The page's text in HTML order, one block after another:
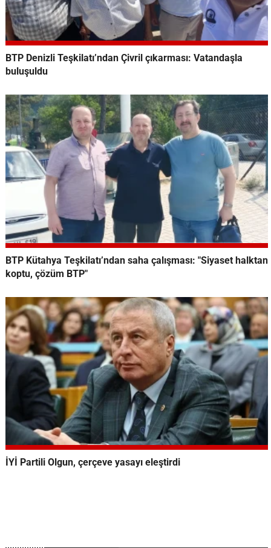
BTP Denizli Teşkilatı’ndan Çivril çıkarması: Vatandaşla
buluşuldu
BTP Kütahya Teşkilatı’ndan saha çalışması: "Siyaset halktan
koptu, çözüm BTP"
İYİ Partili Olgun, çerçeve yasayı eleştirdi